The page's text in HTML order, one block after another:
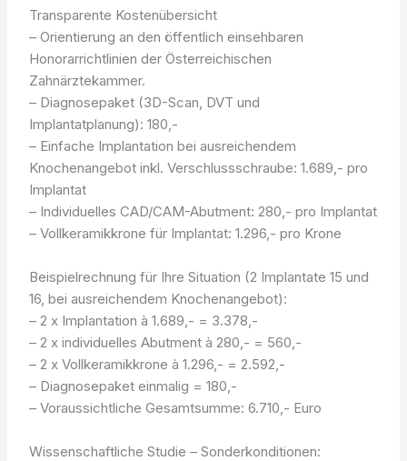
Transparente Kostenübersicht
– Orientierung an den öffentlich einsehbaren
Honorarrichtlinien der Österreichischen
Zahnärztekammer.
– Diagnosepaket (3D-Scan, DVT und
Implantatplanung): 180,-
– Einfache Implantation bei ausreichendem
Knochenangebot inkl. Verschlussschraube: 1.689,- pro
Implantat
– Individuelles CAD/CAM-Abutment: 280,- pro Implantat
– Vollkeramikkrone für Implantat: 1.296,- pro Krone
Beispielrechnung für Ihre Situation (2 Implantate 15 und
16, bei ausreichendem Knochenangebot):
– 2 x Implantation à 1.689,- = 3.378,-
– 2 x individuelles Abutment à 280,- = 560,-
– 2 x Vollkeramikkrone à 1.296,- = 2.592,-
– Diagnosepaket einmalig = 180,-
– Voraussichtliche Gesamtsumme: 6.710,- Euro
Wissenschaftliche Studie – Sonderkonditionen: